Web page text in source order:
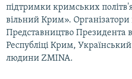
підтримки кримських
вільний Крим». Організатори
Представництво Президента
Республіці Крим,
людини ZMINA.